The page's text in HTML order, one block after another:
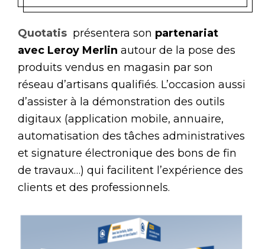
Quotatis présentera son partenariat
avec Leroy Merlin autour de la pose des
produits vendus en magasin par son
réseau d’artisans qualifiés. L’occasion aussi
d’assister à la démonstration des outils
digitaux (application mobile, annuaire,
automatisation des tâches administratives
et signature électronique des bons de fin
de travaux…) qui facilitent l’expérience des
clients et des professionnels.